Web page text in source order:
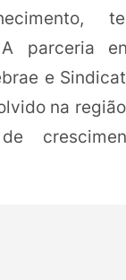
parceria
e
na
de